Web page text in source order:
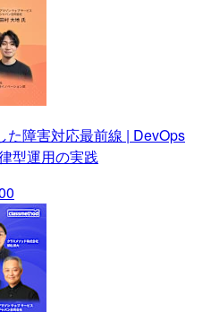
た障害対応最前線 | DevOps
型運用の実践